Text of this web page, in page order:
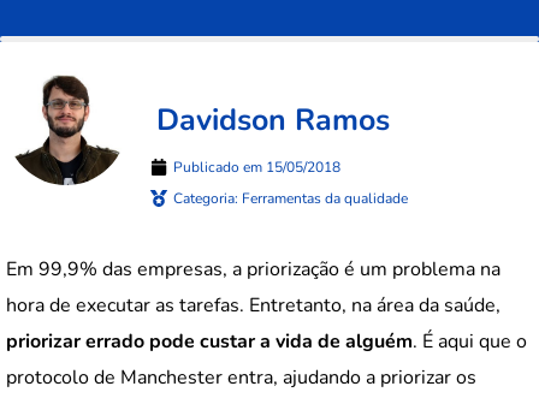
Davidson Ramos
Publicado em 15/05/2018
Categoria: Ferramentas da qualidade
Em 99,9% das empresas, a priorização é um problema na
hora de executar as tarefas. Entretanto, na área da saúde,
priorizar errado pode custar a vida de alguém. É aqui que o
protocolo de Manchester entra, ajudando a priorizar os